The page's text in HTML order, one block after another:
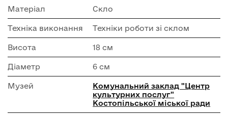
Матеріал Скло
Техніка виконання Техніки роботи зі склом
Висота 18 см
Діаметр 6 см
Музей
Комунальний заклад "Центр
культурних послуг"
Костопільської міської ради